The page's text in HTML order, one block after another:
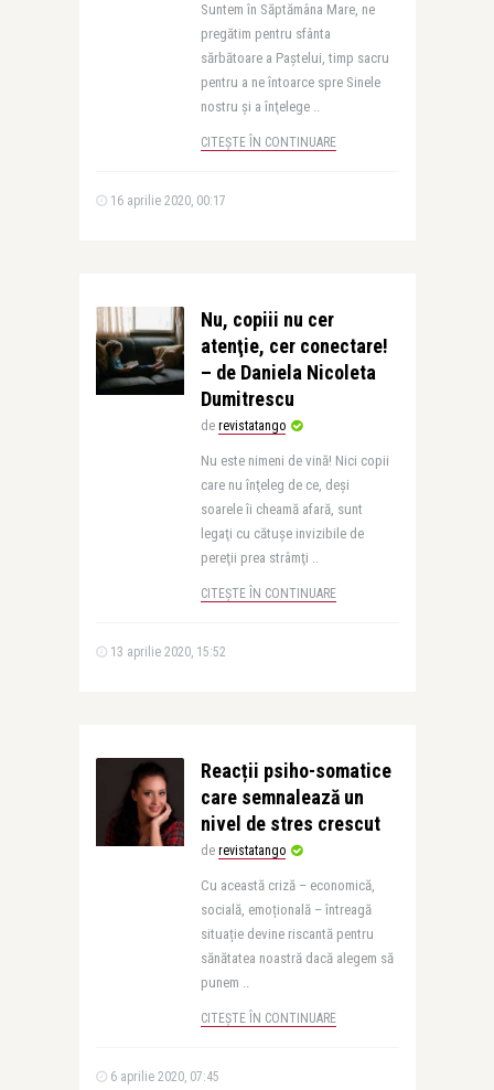
Suntem în Săptămâna Mare, ne
pregătim pentru sfânta
sărbătoare a Paştelui, timp sacru
pentru a ne întoarce spre Sinele
nostru şi a înţelege ..
CITEȘTE ÎN CONTINUARE
16 aprilie 2020, 00:17
Nu, copiii nu cer
atenţie, cer conectare!
– de Daniela Nicoleta
Dumitrescu
de revistatango
Nu este nimeni de vină! Nici copii
care nu înţeleg de ce, deşi
soarele îi cheamă afară, sunt
legaţi cu cătuşe invizibile de
pereţii prea strâmţi ..
CITEȘTE ÎN CONTINUARE
13 aprilie 2020, 15:52
Reacții psiho-somatice
care semnalează un
nivel de stres crescut
de revistatango
Cu această criză – economică,
socială, emoțională – întreagă
situație devine riscantă pentru
sănătatea noastră dacă alegem să
punem ..
CITEȘTE ÎN CONTINUARE
6 aprilie 2020, 07:45